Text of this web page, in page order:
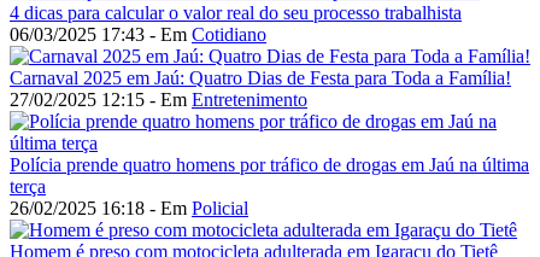
4 dicas para calcular o valor real do seu processo trabalhista
06/03/2025 17:43 - Em Cotidiano
Carnaval 2025 em Jaú: Quatro Dias de Festa para Toda a Família!
27/02/2025 12:15 - Em Entretenimento
Polícia prende quatro homens por tráfico de drogas em Jaú na última
terça
26/02/2025 16:18 - Em Policial
Homem é preso com motocicleta adulterada em Igaraçu do Tietê